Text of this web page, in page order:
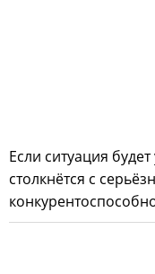
Если ситуация
столкнётся с